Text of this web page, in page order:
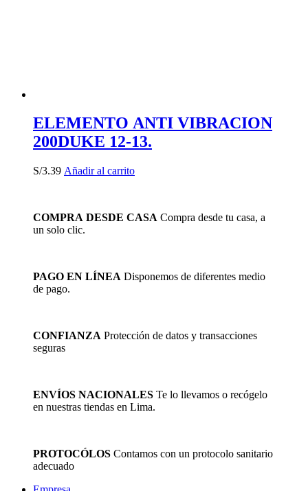
ELEMENTO ANTI VIBRACION
200DUKE 12-13.
S/3.39 Añadir al carrito
COMPRA DESDE CASA Compra desde tu casa, a
un solo clic.
PAGO EN LÍNEA Disponemos de diferentes medio
de pago.
CONFIANZA Protección de datos y transacciones
seguras
ENVÍOS NACIONALES Te lo llevamos o recógelo
en nuestras tiendas en Lima.
PROTOCÓLOS Contamos con un protocolo sanitario
adecuado